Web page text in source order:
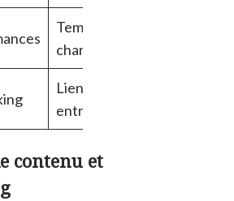
Temps de
chargement
Liens
entrants
contenu et